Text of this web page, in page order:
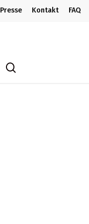
Presse Kontakt FAQ